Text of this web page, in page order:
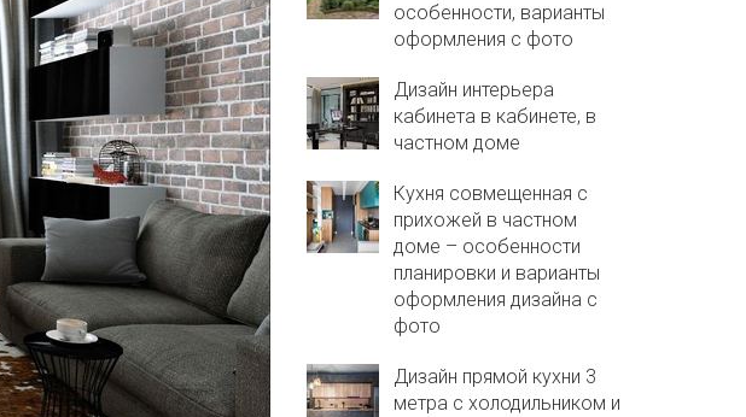
особенности, варианты
оформления с фото
Дизайн интерьера
кабинета в кабинете, в
частном доме
Кухня совмещенная с
прихожей в частном
доме – особенности
планировки и варианты
оформления дизайна с
фото
Дизайн прямой кухни 3
метра с холодильником и